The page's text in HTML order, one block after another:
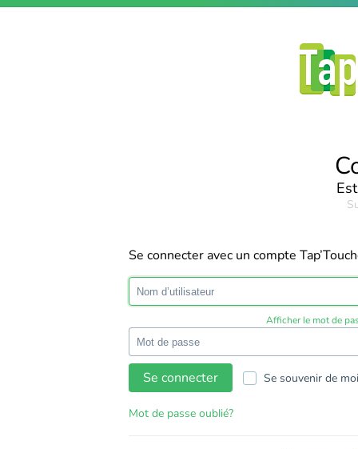
Se connecter avec un compte
Afficher le mot de
Se connecter Se souvenir de moi
Mot de passe oublié?